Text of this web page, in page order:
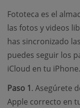
Fototeca es el
las fotos y videos
has sincronizado
puedes seguir los
iCloud en tu iPhone.
Paso 1. Asegúrete
Apple correcto en